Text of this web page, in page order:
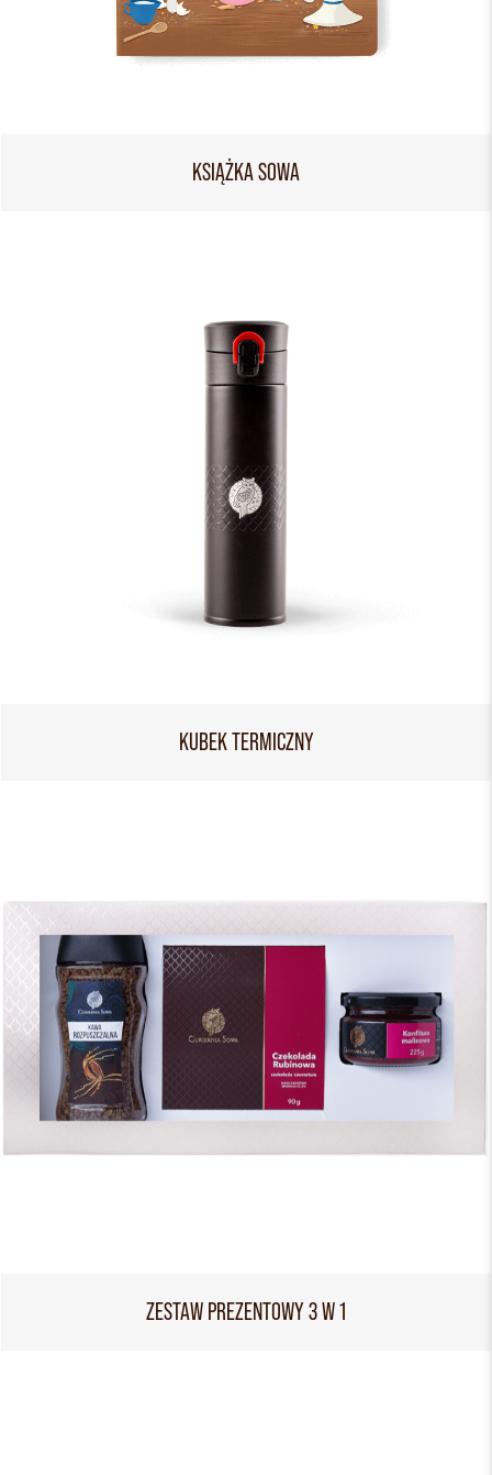
KSIĄŻKA SOWA
KUBEK TERMICZNY
ZESTAW PREZENTOWY 3 W 1